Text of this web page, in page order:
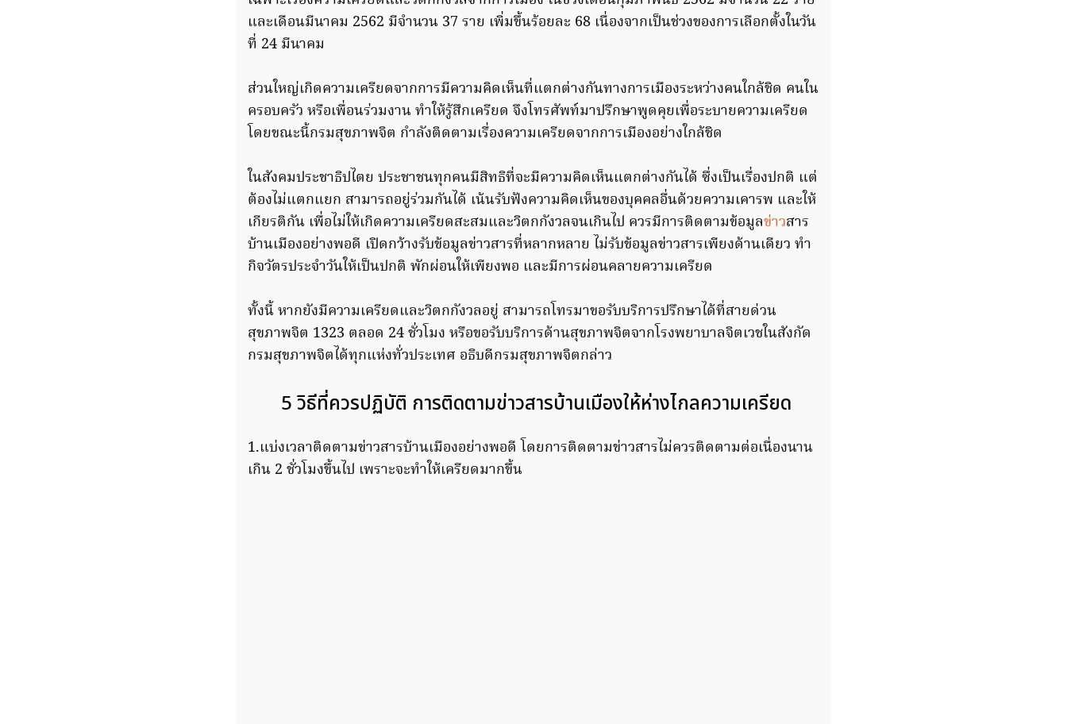
และเดือนมีนาคม 2562 มีจำนวน 37 ราย เพิ่มขึ้นร้อยละ 68 เนื่องจากเป็นช่วงของการเลือกตั้งในวัน
ที่ 24 มีนาคม
ส่วนใหญ่เกิดความเครียดจากการมีความคิดเห็นที่แตกต่างกันทางการเมืองระหว่างคนใกล้ชิด คนใน
ครอบครัว หรือเพื่อนร่วมงาน ทำให้รู้สึกเครียด จึงโทรศัพท์มาปรึกษาพูดคุยเพื่อระบายความเครียด
โดยขณะนี้กรมสุขภาพจิต กำลังติดตามเรื่องความเครียดจากการเมืองอย่างใกล้ชิด
ในสังคมประชาธิปไตย ประชาชนทุกคนมีสิทธิที่จะมีความคิดเห็นแตกต่างกันได้ ซึ่งเป็นเรื่องปกติ แต่
ต้องไม่แตกแยก สามารถอยู่ร่วมกันได้ เน้นรับฟังความคิดเห็นของบุคคลอื่นด้วยความเคารพ และให้
เกียรติกัน เพื่อไม่ให้เกิดความเครียดสะสมและวิตกกังวลจนเกินไป ควรมีการติดตามข้อมูลข่าวสาร
บ้านเมืองอย่างพอดี เปิดกว้างรับข้อมูลข่าวสารที่หลากหลาย ไม่รับข้อมูลข่าวสารเพียงด้านเดียว ทำ
กิจวัตรประจำวันให้เป็นปกติ พักผ่อนให้เพียงพอ และมีการผ่อนคลายความเครียด
ทั้งนี้ หากยังมีความเครียดและวิตกกังวลอยู่ สามารถโทรมาขอรับบริการปรึกษาได้ที่สายด่วน
สุขภาพจิต 1323 ตลอด 24 ชั่วโมง หรือขอรับบริการด้านสุขภาพจิตจากโรงพยาบาลจิตเวชในสังกัด
กรมสุขภาพจิตได้ทุกแห่งทั่วประเทศ อธิบดีกรมสุขภาพจิตกล่าว
5 วิธีที่ควรปฏิบัติ การติดตามข่าวสารบ้านเมืองให้ห่างไกลความเครียด
1.แบ่งเวลาติดตามข่าวสารบ้านเมืองอย่างพอดี โดยการติดตามข่าวสารไม่ควรติดตามต่อเนื่องนาน
เกิน 2 ชั่วโมงขึ้นไป เพราะจะทำให้เครียดมากขึ้น